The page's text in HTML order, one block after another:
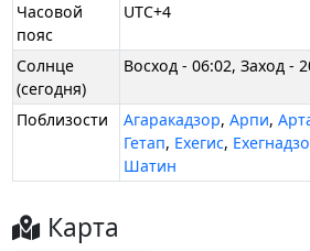
Часовой
пояс
UTC+4
Солнце
(сегодня)
Восход - 06:02, Заход -
Поблизости Агаракадзор,Арпи,
Гетап, Ехегис,
Шатин
Карта